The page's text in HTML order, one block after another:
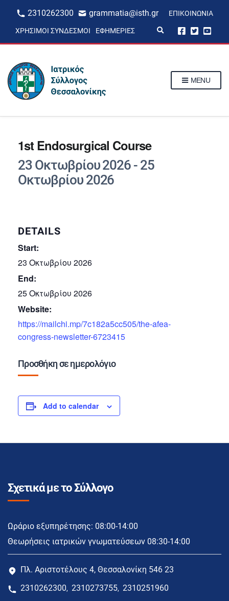
2310262300 grammatia@isth.gr ΕΠΙΚΟΙΝΩΝΊΑ
ΧΡΉΣΙΜΟΙ ΣΎΝΔΕΣΜΟΙ ΕΦΗΜΕΡΊΕΣ
p
MENU
1st Endosurgical Course
23 Οκτωβρίου 2026 - 25
Οκτωβρίου 2026
DETAILS
Start:
23 Οκτωβρίου 2026
End:
25 Οκτωβρίου 2026
Website:
https://mailchi.mp/7c182a5cc505/the-afea-
congress-newsletter-6723415
Προσθήκη σε ημερολόγιο
Add to calendar
Σχετικά με το Σύλλογο
Ωράριο εξυπηρέτησης: 08:00-14:00
Θεωρήσεις ιατρικών γνωματεύσεων 08:30-14:00
Πλ. Αριστοτέλους 4, Θεσσαλονίκη 546 23
2310262300, 2310273755, 2310251960